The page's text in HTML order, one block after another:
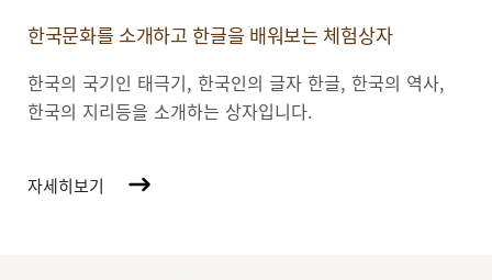
한국문화를 소개하고 한글을 배워보는 체험상자
한국의 국기인 태극기, 한국인의 글자 한글, 한국의 역사,
한국의 지리등을 소개하는 상자입니다.
자세히보기